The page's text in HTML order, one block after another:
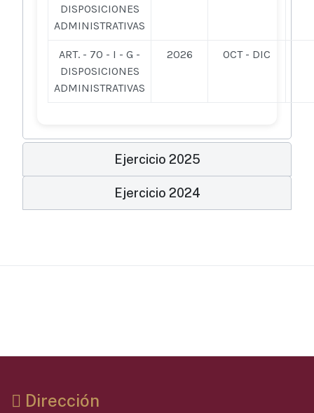
DISPOSICIONES
ADMINISTRATIVAS
ART. - 70 - I - G -
DISPOSICIONES
ADMINISTRATIVAS
2026 OCT - DIC
Ejercicio 2025
Ejercicio 2024
Dirección